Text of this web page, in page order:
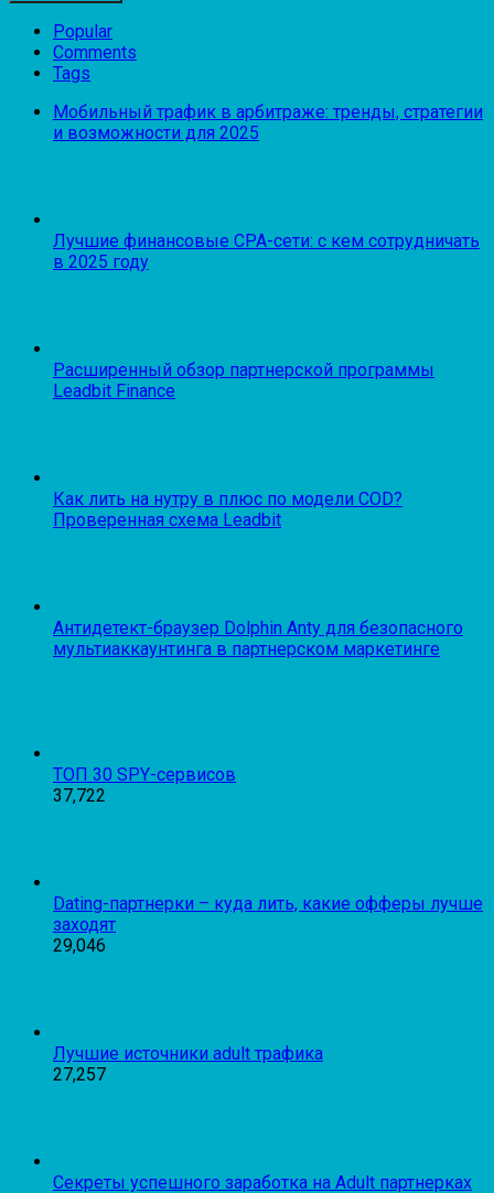
Popular
Comments
Tags
Мобильный трафик в арбитраже: тренды, стратегии
и возможности для 2025
Лучшие финансовые CPA-сети: с кем сотрудничать
в 2025 году
Расширенный обзор партнерской программы
Leadbit Finance
Как лить на нутру в плюс по модели COD?
Проверенная схема Leadbit
Антидетект-браузер Dolphin Anty для безопасного
мультиаккаунтинга в партнерском маркетинге
ТОП 30 SPY-сервисов
37,722
Dating-партнерки – куда лить, какие офферы лучше
заходят
29,046
Лучшие источники adult трафика
27,257
Секреты успешного заработка на Adult партнерках